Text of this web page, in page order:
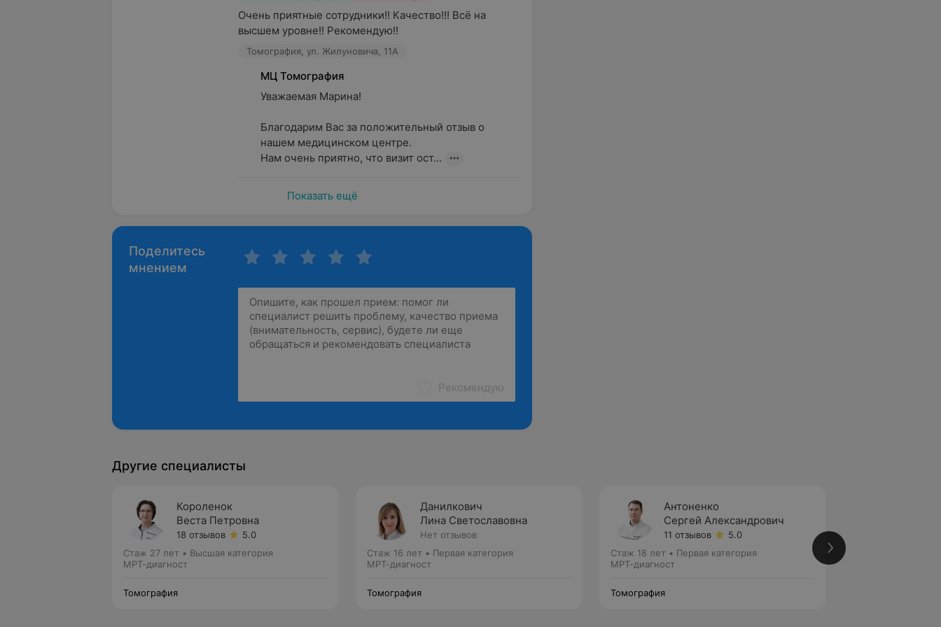
Очень приятные сотрудники!! Качество!!! Всё на
высшем уровне!! Рекомендую!!
Томография, ул. Жилуновича, 11А
МЦ Томография
Уважаемая Марина!
Благодарим Вас за положительный отзыв о
нашем медицинском центре.
Нам очень приятно, что визит ост...
Показать ещё
Поделитесь
мнением
Рекомендую
Другие специалисты
Короленок
Веста Петровна
18 отзывов
5.0
Стаж 27 лет • Высшая категория
МРТ-диагност
Томография
Данилкович
Лина Светославовна
Нет отзывов
Стаж 16 лет • Первая категория
МРТ-диагност
Томография
Антоненко
Сергей Александрович
11 отзывов
5.0
Стаж 18 лет • Первая категория
МРТ-диагност
Томография